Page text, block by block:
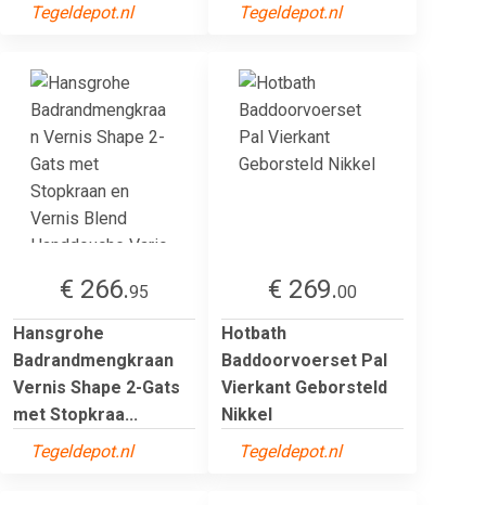
Tegeldepot.nl
Tegeldepot.nl
€ 266.95
Hansgrohe
Badrandmengkraan
Vernis Shape 2-Gats
met Stopkraa...
Tegeldepot.nl
€ 269.00
Hotbath
Baddoorvoerset Pal
Vierkant Geborsteld
Nikkel
Tegeldepot.nl